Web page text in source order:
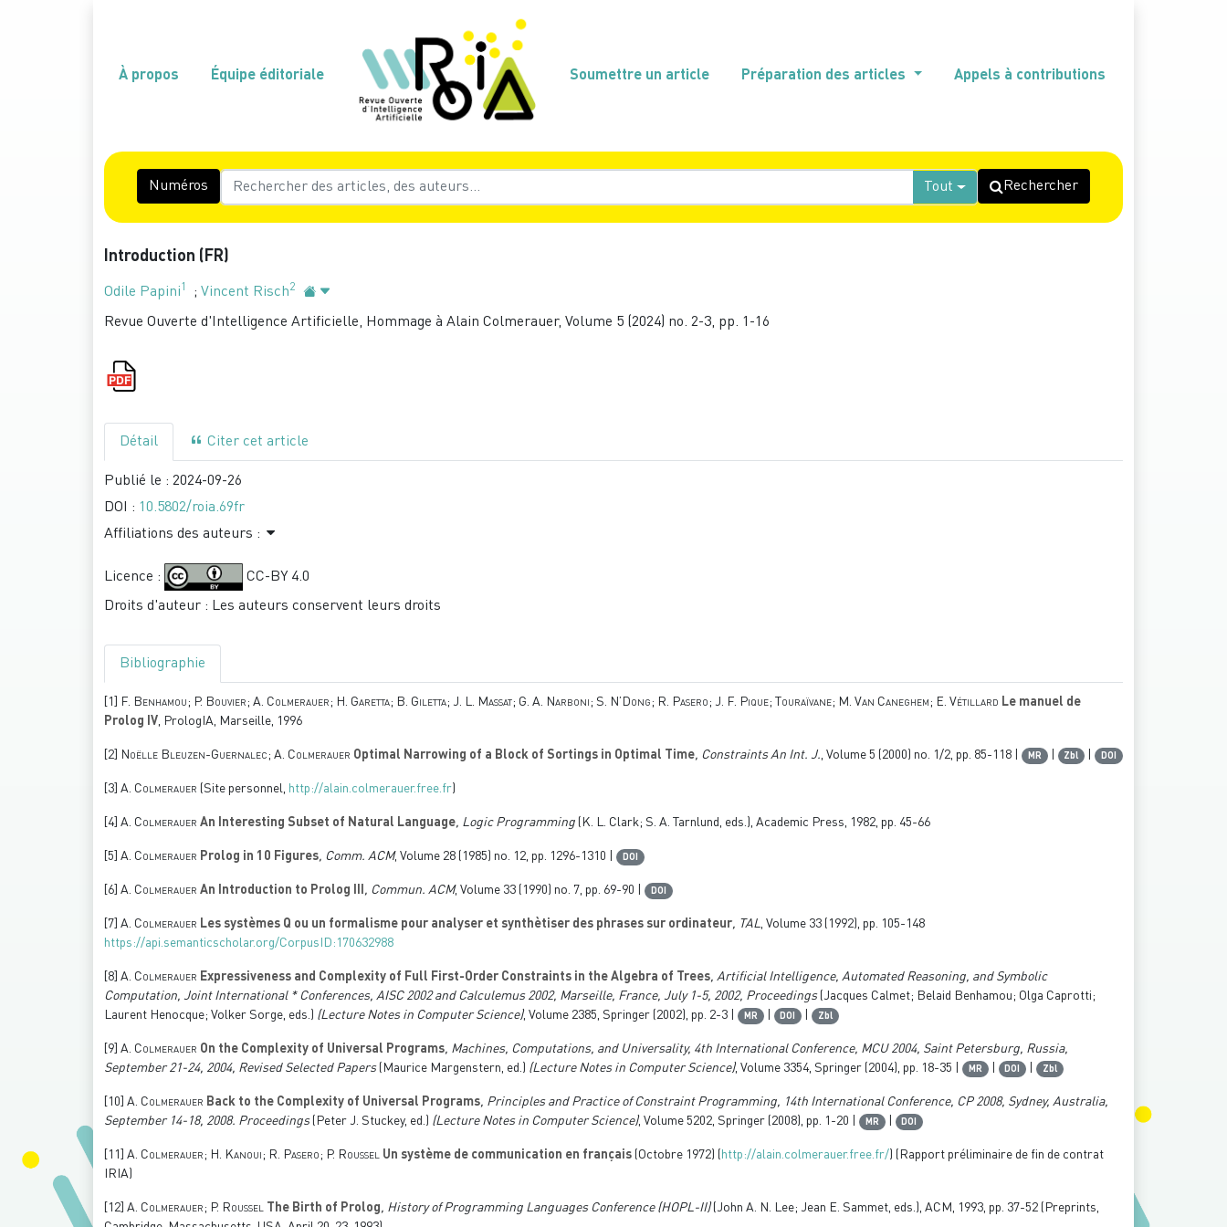
À propos Équipe éditoriale Soumettre un article Préparation des articles Appels à contributions
Numéros Tout Rechercher
Introduction (FR)
Odile Papini 1 ; Vincent Risch2
Revue Ouverte d'Intelligence Artificielle, Hommage à Alain Colmerauer, Volume 5 (2024) no. 2-3, pp. 1-16
Détail Citer cet article
Publié le : 2024-09-26
DOI : 10.5802/roia.69fr
Affiliations des auteurs :
Licence : CC-BY 4.0
Droits d'auteur : Les auteurs conservent leurs droits
Bibliographie
[1] F. Benhamou; P. Bouvier; A. Colmerauer; H. Garetta; B. Giletta; J. L. Massat; G. A. Narboni; S. N’Dong; R. Pasero; J. F. Pique; Touraïvane; M. Van Caneghem; E. Vétillard Le manuel de
Prolog IV, PrologIA, Marseille, 1996
[2] Noëlle Bleuzen-Guernalec; A. Colmerauer Optimal Narrowing of a Block of Sortings in Optimal Time, Constraints An Int. J., Volume 5 (2000) no. 1/2, pp. 85-118 | MR | Zbl | DOI
[3] A. Colmerauer (Site personnel, http://alain.colmerauer.free.fr)
[4] A. Colmerauer An Interesting Subset of Natural Language, Logic Programming (K. L. Clark; S. A. Tarnlund, eds.), Academic Press, 1982, pp. 45-66
[5] A. Colmerauer Prolog in 10 Figures, Comm. ACM, Volume 28 (1985) no. 12, pp. 1296-1310 | DOI
[6] A. Colmerauer An Introduction to Prolog III , Commun. ACM, Volume 33 (1990) no. 7, pp. 69-90 | DOI
[7] A. Colmerauer Les systèmes Q ou un formalisme pour analyser et synthètiser des phrases sur ordinateur, TAL, Volume 33 (1992), pp. 105-148
https://api.semanticscholar.org/CorpusID:170632988
[8] A. Colmerauer Expressiveness and Complexity of Full First-Order Constraints in the Algebra of Trees, Artificial Intelligence, Automated Reasoning, and Symbolic
Computation, Joint International * Conferences, AISC 2002 and Calculemus 2002, Marseille, France, July 1-5, 2002, Proceedings(Jacques Calmet; Belaid Benhamou; Olga Caprotti;
Laurent Henocque; Volker Sorge, eds.) (Lecture Notes in Computer Science), Volume 2385, Springer (2002), pp. 2-3 | MR | DOI | Zbl
[9] A. Colmerauer On the Complexity of Universal Programs, Machines, Computations, and Universality, 4th International Conference, MCU 2004, Saint Petersburg, Russia,
September 21-24, 2004, Revised Selected Papers(Maurice Margenstern, ed.) (Lecture Notes in Computer Science), Volume 3354, Springer (2004), pp. 18-35 | MR | DOI | Zbl
[10] A. Colmerauer Back to the Complexity of Universal Programs, Principles and Practice of Constraint Programming, 14th International Conference, CP 2008, Sydney, Australia,
September 14-18, 2008. Proceedings(Peter J. Stuckey, ed.) (Lecture Notes in Computer Science), Volume 5202, Springer (2008), pp. 1-20 | MR | DOI
[11] A. Colmerauer; H. Kanoui; R. Pasero; P. Roussel Un système de communication en français (Octobre 1972) ( http://alain.colmerauer.free.fr/) (Rapport préliminaire de fin de contrat
IRIA)
[12] A. Colmerauer; P. Roussel The Birth of Prolog, History of Programming Languages Conference (HOPL-II)(John A. N. Lee; Jean E. Sammet, eds.), ACM, 1993, pp. 37-52 (Preprints,